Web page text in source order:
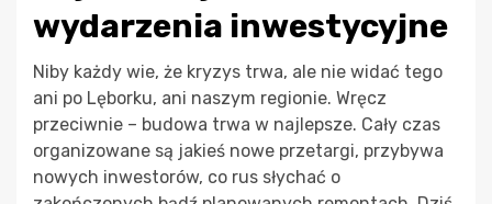
wydarzenia inwestycyjne
Niby każdy wie, że kryzys trwa, ale nie widać tego
ani po Lęborku, ani naszym regionie. Wręcz
przeciwnie – budowa trwa w najlepsze. Cały czas
organizowane są jakieś nowe przetargi, przybywa
nowych inwestorów, co rus słychać o